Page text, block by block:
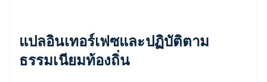
แปลอินเทอร์เฟซและปฏิบัติตาม
ธรรมเนียมท้องถิ่น